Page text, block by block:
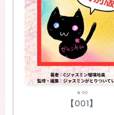
￥99
【001】